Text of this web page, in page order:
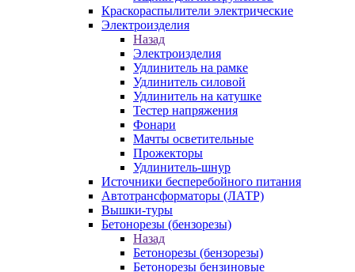
Краскораспылители электрические
Электроизделия
Назад
Электроизделия
Удлинитель на рамке
Удлинитель силовой
Удлинитель на катушке
Тестер напряжения
Фонари
Мачты осветительные
Прожекторы
Удлинитель-шнур
Источники бесперебойного питания
Автотрансформаторы (ЛАТР)
Вышки-туры
Бетонорезы (бензорезы)
Назад
Бетонорезы (бензорезы)
Бетонорезы бензиновые